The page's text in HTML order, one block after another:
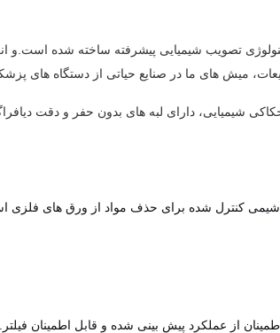
میش های ما در صنایع حیاتی از دستگاه های
کنترل شده برای حذف مواد از ورق های فلزی
از عملکرد پیش بینی شده و قابل اطمینان فیلتر.